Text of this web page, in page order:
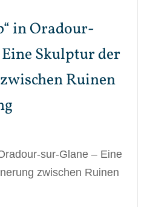
in Oradour-
Skulptur der
Ruinen
sur-Glane – Eine
zwischen Ruinen